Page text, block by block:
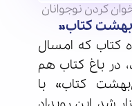
کردن نوجوانان
کتاب»
کتاب که امسال
در باغ کتاب هم
کتاب» با